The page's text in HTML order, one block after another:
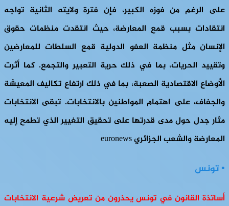
على الرغم من فوزه الكبير، فإن فترة ولايته الثانية تواجه
انتقادات بسبب قمع المعارضة، حيث انتقدت منظمات حقوق
الإنسان مثل منظمة العفو الدولية قمع السلطات للمعارضين
وتقييد الحريات، بما في ذلك حرية التعبير والتجمع. كما أثرت
الأوضاع الاقتصادية الصعبة، بما في ذلك ارتفاع تكاليف المعيشة
والجفاف، على اهتمام المواطنين بالانتخابات. تبقى الانتخابات
مثار جدل حول مدى قدرتها على تحقيق التغيير الذي تطمح إليه
المعارضة والشعب الجزائري euronews
• تونس
أساتذة القانون في تونس يحذرون من تعريض شرعية الانتخابات